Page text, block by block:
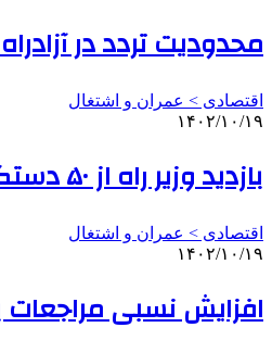
محدودیت تردد در
اقتصادی > عمران و اشتغال
۱۴۰۲/۱۰/۱۹
بازدید وزیر راه از ۵۰ دستگاه ماشین‌آلات سنگین راهداری وارداتی
اقتصادی > عمران و اشتغال
۱۴۰۲/۱۰/۱۹
افزایش نسبی مراجعات